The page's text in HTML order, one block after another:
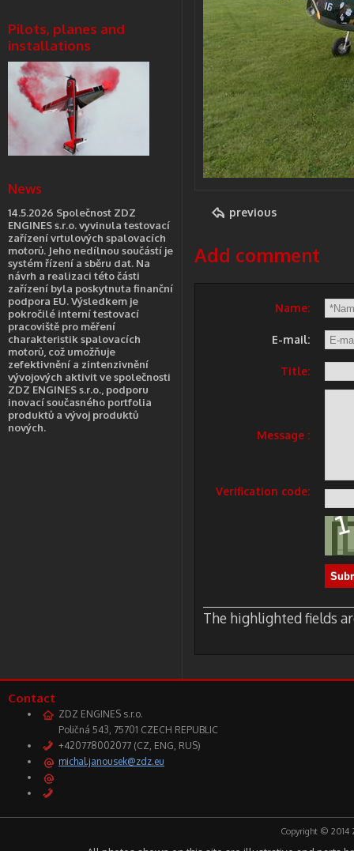
previous
Add comment
Name:
E-mail:
Title:
Message :
Verification code:
The highlighted fields
Pilots, planes and
installations
News
14.5.2026 Společnost ZDZ
ENGINES s.r.o. vyvinula testovací
zařízení vrtulových spalovacích
motorů. Jeho nedílnou součástí je
systém řízení a sběru dat. Na
návrh a realizaci této části
zařízení byla poskytnuta finanční
podpora EU. Výsledkem je
pokročilé interní testovací
pracoviště pro měření
charakteristik spalovacích
motorů, což umožňuje
zefektivnění a zintenzivnění
vývojových aktivit ve společnosti
ZDZ ENGINES s.r.o., podporu
inovací současného portfolia
produktů a vývoj produktů
nových.
Contact
ZDZ ENGINES s.r.o.
Poličná 543, 75701 CZECH REPUBLIC
+420778002077 (CZ, ENG, RUS)
michal.janousek@zdz.eu
Copyright © 2014